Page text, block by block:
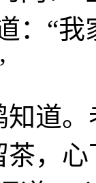
：“
道
，